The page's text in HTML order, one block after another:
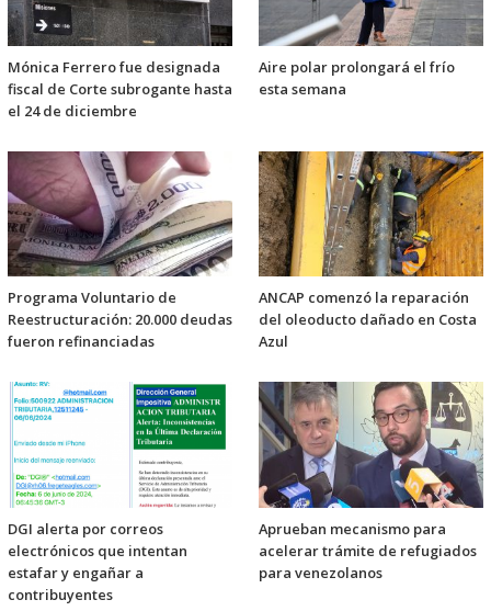
Mónica Ferrero fue designada
fiscal de Corte subrogante hasta
el 24 de diciembre
Aire polar prolongará el frío
esta semana
Programa Voluntario de
Reestructuración: 20.000 deudas
fueron refinanciadas
ANCAP comenzó la reparación
del oleoducto dañado en Costa
Azul
DGI alerta por correos
electrónicos que intentan
estafar y engañar a
contribuyentes
Aprueban mecanismo para
acelerar trámite de refugiados
para venezolanos